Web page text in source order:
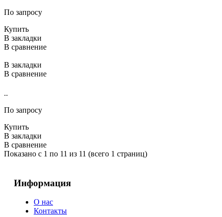
По запросу
Купить
В закладки
В сравнение
В закладки
В сравнение
..
По запросу
Купить
В закладки
В сравнение
Показано с 1 по 11 из 11 (всего 1 страниц)
Информация
О нас
Контакты